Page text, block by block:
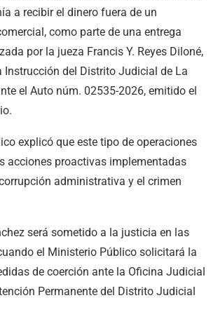
a recibir el dinero fuera de un
como parte de una entrega
por la jueza Francis Y. Reyes Diloné,
Instrucción del Distrito Judicial de La
el Auto núm. 02535-2026, emitido el
explicó que este tipo de operaciones
acciones proactivas implementadas
administrativa y el crimen
será sometido a la justicia en las
el Ministerio Público solicitará la
de coerción ante la Oficina Judicial
Permanente del Distrito Judicial